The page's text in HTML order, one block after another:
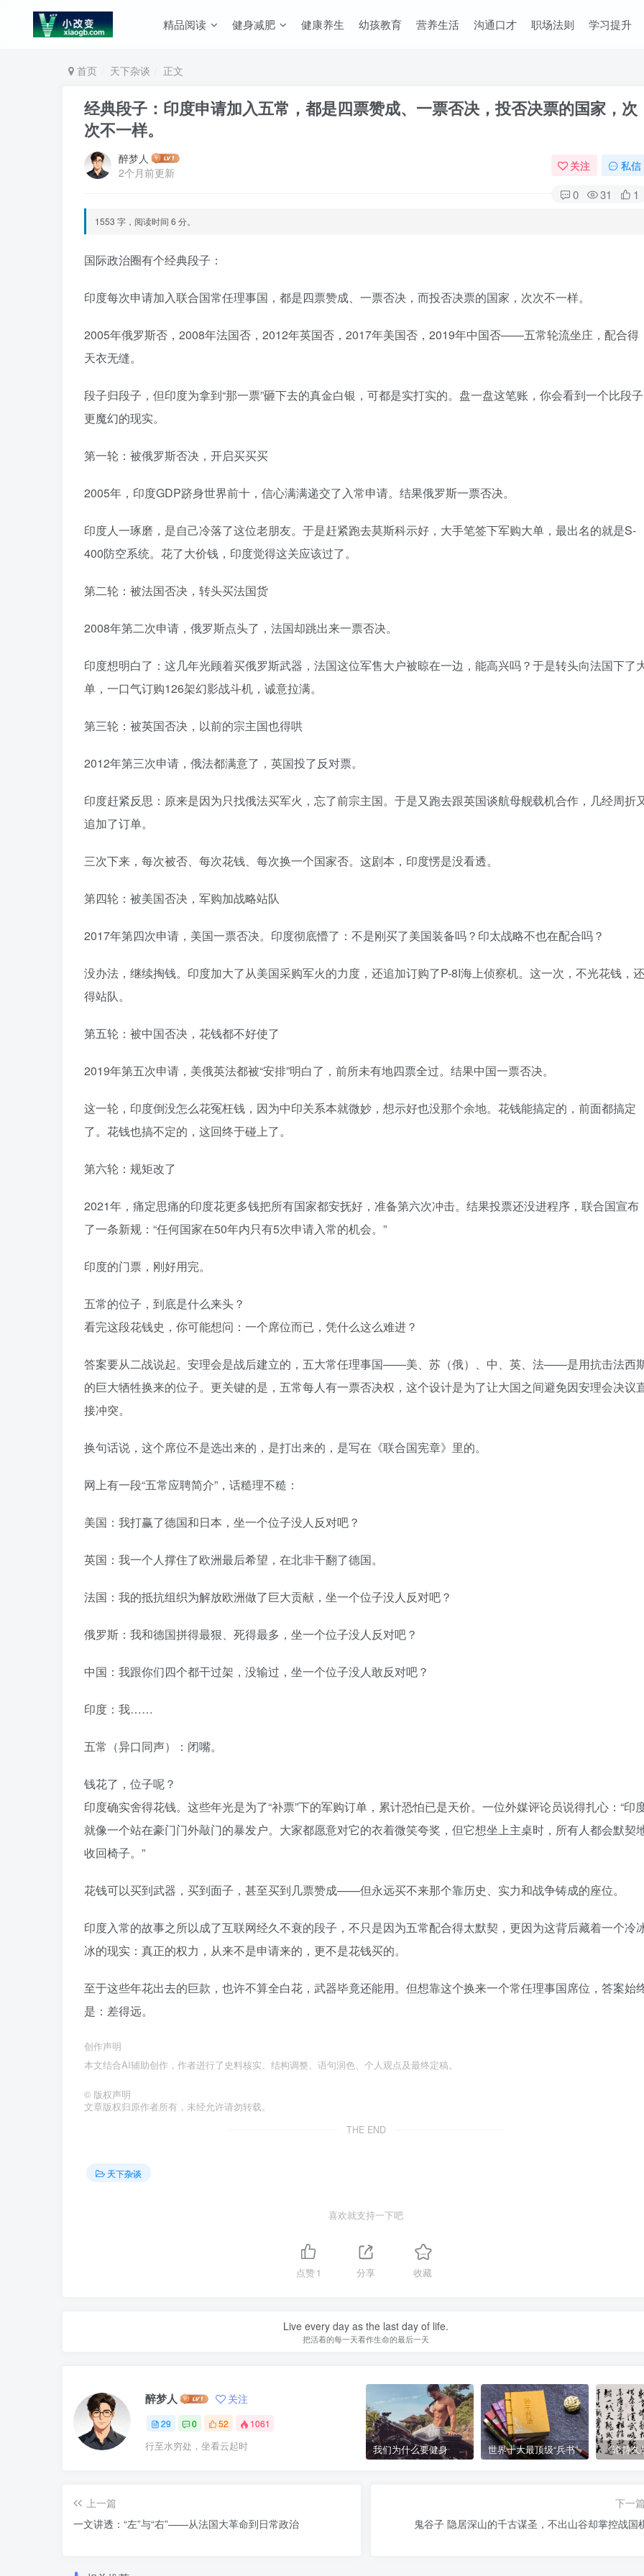
精品阅读 健身减肥 健康养生 幼孩教育 营养生活 沟通口才 职场法则 学习提升
首页 天下杂谈 正文
经典段子：印度申请加入五常，都是四票赞成、一票否决，投否决票的国家，次
次不一样。
醉梦人
2个月前更新
关注 私信
0 31 1
1553 字，阅读时间 6 分。
国际政治圈有个经典段子：
印度每次申请加入联合国常任理事国，都是四票赞成、一票否决，而投否决票的国家，次次不一样。󠄹󠅀󠄪󠄢󠄡󠄦󠄞󠄧󠄣󠄞󠄢󠄡󠄧󠄞󠄡󠄢󠄢󠅬󠅅󠅃󠄵󠅂󠄪󠅗󠅥󠅕󠅣󠅤󠅬󠅄󠄹󠄽󠄵󠄪󠄢󠄠󠄢󠄦󠄝󠄠󠄨󠄝󠄠󠄧󠄐󠄡󠄠󠄪󠄥󠄤󠄪󠄠󠄥󠅬󠅨󠅙󠅑󠅟󠅗󠅒󠄞󠅓󠅟󠅝󠄐󠇕󠆠󠅿󠇖󠆄󠆩󠇕󠅿󠆈󠇗󠆭󠆁󠄐󠇗󠅹󠅸󠇖󠆍󠅳󠇖󠅹󠅰󠇖󠆌󠅹
2005年俄罗斯否，2008年法国否，2012年英国否，2017年美国否，2019年中国否——五常轮流坐庄，配合得
天衣无缝。󠄹󠅀󠄪󠄢󠄡󠄦󠄞󠄧󠄣󠄞󠄢󠄡󠄧󠄞󠄡󠄢󠄢󠅬󠅅󠅃󠄵󠅂󠄪󠅗󠅥󠅕󠅣󠅤󠅬󠅄󠄹󠄽󠄵󠄪󠄢󠄠󠄢󠄦󠄝󠄠󠄨󠄝󠄠󠄧󠄐󠄡󠄠󠄪󠄥󠄤󠄪󠄠󠄥󠅬󠅨󠅙󠅑󠅟󠅗󠅒󠄞󠅓󠅟󠅝󠄐󠇕󠆠󠅿󠇖󠆄󠆩󠇕󠅿󠆈󠇗󠆭󠆁󠄐󠇗󠅹󠅸󠇖󠆍󠅳󠇖󠅹󠅰󠇖󠆌󠅹
段子归段子，但印度为拿到“那一票”砸下去的真金白银，可都是实打实的。盘一盘这笔账，你会看到一个比段子
更魔幻的现实。󠄹󠅀󠄪󠄢󠄡󠄦󠄞󠄧󠄣󠄞󠄢󠄡󠄧󠄞󠄡󠄢󠄢󠅬󠅅󠅃󠄵󠅂󠄪󠅗󠅥󠅕󠅣󠅤󠅬󠅄󠄹󠄽󠄵󠄪󠄢󠄠󠄢󠄦󠄝󠄠󠄨󠄝󠄠󠄧󠄐󠄡󠄠󠄪󠄥󠄤󠄪󠄠󠄥󠅬󠅨󠅙󠅑󠅟󠅗󠅒󠄞󠅓󠅟󠅝󠄐󠇕󠆠󠅿󠇖󠆄󠆩󠇕󠅿󠆈󠇗󠆭󠆁󠄐󠇗󠅹󠅸󠇖󠆍󠅳󠇖󠅹󠅰󠇖󠆌󠅹
第一轮：被俄罗斯否决，开启买买买
2005年，印度GDP跻身世界前十，信心满满递交了入常申请。结果俄罗斯一票否决。󠄹󠅀󠄪󠄢󠄡󠄦󠄞󠄧󠄣󠄞󠄢󠄡󠄧󠄞󠄡󠄢󠄢󠅬󠅅󠅃󠄵󠅂󠄪󠅗󠅥󠅕󠅣󠅤󠅬󠅄󠄹󠄽󠄵󠄪󠄢󠄠󠄢󠄦󠄝󠄠󠄨󠄝󠄠󠄧󠄐󠄡󠄠󠄪󠄥󠄤󠄪󠄠󠄥󠅬󠅨󠅙󠅑󠅟󠅗󠅒󠄞󠅓󠅟󠅝󠄐󠇕󠆠󠅿󠇖󠆄󠆩󠇕󠅿󠆈󠇗󠆭󠆁󠄐󠇗󠅹󠅸󠇖󠆍󠅳󠇖󠅹󠅰󠇖󠆌󠅹
印度人一琢磨，是自己冷落了这位老朋友。于是赶紧跑去莫斯科示好，大手笔签下军购大单，最出名的就是S-
400防空系统。花了大价钱，印度觉得这关应该过了。󠄹󠅀󠄪󠄢󠄡󠄦󠄞󠄧󠄣󠄞󠄢󠄡󠄧󠄞󠄡󠄢󠄢󠅬󠅅󠅃󠄵󠅂󠄪󠅗󠅥󠅕󠅣󠅤󠅬󠅄󠄹󠄽󠄵󠄪󠄢󠄠󠄢󠄦󠄝󠄠󠄨󠄝󠄠󠄧󠄐󠄡󠄠󠄪󠄥󠄤󠄪󠄠󠄥󠅬󠅨󠅙󠅑󠅟󠅗󠅒󠄞󠅓󠅟󠅝󠄐󠇕󠆠󠅿󠇖󠆄󠆩󠇕󠅿󠆈󠇗󠆭󠆁󠄐󠇗󠅹󠅸󠇖󠆍󠅳󠇖󠅹󠅰󠇖󠆌󠅹
第二轮：被法国否决，转头买法国货
2008年第二次申请，俄罗斯点头了，法国却跳出来一票否决。
印度想明白了：这几年光顾着买俄罗斯武器，法国这位军售大户被晾在一边，能高兴吗？于是转头向法国下了
单，一口气订购126架幻影战斗机，诚意拉满。󠄹󠅀󠄪󠄢󠄡󠄦󠄞󠄧󠄣󠄞󠄢󠄡󠄧󠄞󠄡󠄢󠄢󠅬󠅅󠅃󠄵󠅂󠄪󠅗󠅥󠅕󠅣󠅤󠅬󠅄󠄹󠄽󠄵󠄪󠄢󠄠󠄢󠄦󠄝󠄠󠄨󠄝󠄠󠄧󠄐󠄡󠄠󠄪󠄥󠄤󠄪󠄠󠄥󠅬󠅨󠅙󠅑󠅟󠅗󠅒󠄞󠅓󠅟󠅝󠄐󠇕󠆠󠅿󠇖󠆄󠆩󠇕󠅿󠆈󠇗󠆭󠆁󠄐󠇗󠅹󠅸󠇖󠆍󠅳󠇖󠅹󠅰󠇖󠆌󠅹
第三轮：被英国否决，以前的宗主国也得哄
2012年第三次申请，俄法都满意了，英国投了反对票。
印度赶紧反思：原来是因为只找俄法买军火，忘了前宗主国。于是又跑去跟英国谈航母舰载机合作，几经周折
追加了订单。󠄹󠅀󠄪󠄢󠄡󠄦󠄞󠄧󠄣󠄞󠄢󠄡󠄧󠄞󠄡󠄢󠄢󠅬󠅅󠅃󠄵󠅂󠄪󠅗󠅥󠅕󠅣󠅤󠅬󠅄󠄹󠄽󠄵󠄪󠄢󠄠󠄢󠄦󠄝󠄠󠄨󠄝󠄠󠄧󠄐󠄡󠄠󠄪󠄥󠄤󠄪󠄠󠄥󠅬󠅨󠅙󠅑󠅟󠅗󠅒󠄞󠅓󠅟󠅝󠄐󠇕󠆠󠅿󠇖󠆄󠆩󠇕󠅿󠆈󠇗󠆭󠆁󠄐󠇗󠅹󠅸󠇖󠆍󠅳󠇖󠅹󠅰󠇖󠆌󠅹
三次下来，每次被否、每次花钱、每次换一个国家否。这剧本，印度愣是没看透。󠄹󠅀󠄪󠄢󠄡󠄦󠄞󠄧󠄣󠄞󠄢󠄡󠄧󠄞󠄡󠄢󠄢󠅬󠅅󠅃󠄵󠅂󠄪󠅗󠅥󠅕󠅣󠅤󠅬󠅄󠄹󠄽󠄵󠄪󠄢󠄠󠄢󠄦󠄝󠄠󠄨󠄝󠄠󠄧󠄐󠄡󠄠󠄪󠄥󠄤󠄪󠄠󠄥󠅬󠅨󠅙󠅑󠅟󠅗󠅒󠄞󠅓󠅟󠅝󠄐󠇕󠆠󠅿󠇖󠆄󠆩󠇕󠅿󠆈󠇗󠆭󠆁󠄐󠇗󠅹󠅸󠇖󠆍󠅳󠇖󠅹󠅰󠇖󠆌󠅹
第四轮：被美国否决，军购加战略站队
2017年第四次申请，美国一票否决。印度彻底懵了：不是刚买了美国装备吗？印太战略不也在配合吗？󠄹󠅀󠄪󠄢󠄡󠄦󠄞󠄧󠄣󠄞󠄢󠄡󠄧󠄞󠄡󠄢󠄢󠅬󠅅󠅃󠄵󠅂󠄪󠅗󠅥󠅕󠅣󠅤󠅬󠅄󠄹󠄽󠄵󠄪󠄢󠄠󠄢󠄦󠄝󠄠󠄨󠄝󠄠󠄧󠄐󠄡󠄠󠄪󠄥󠄤󠄪󠄠󠄥󠅬󠅨󠅙󠅑󠅟󠅗󠅒󠄞󠅓󠅟󠅝󠄐󠇕󠆠󠅿󠇖󠆄󠆩󠇕󠅿󠆈󠇗󠆭󠆁󠄐󠇗󠅹󠅸󠇖󠆍󠅳󠇖󠅹󠅰󠇖󠆌󠅹
没办法，继续掏钱。印度加大了从美国采购军火的力度，还追加订购了P-8I海上侦察机。这一次，不光花钱，还
得站队。󠄹󠅀󠄪󠄢󠄡󠄦󠄞󠄧󠄣󠄞󠄢󠄡󠄧󠄞󠄡󠄢󠄢󠅬󠅅󠅃󠄵󠅂󠄪󠅗󠅥󠅕󠅣󠅤󠅬󠅄󠄹󠄽󠄵󠄪󠄢󠄠󠄢󠄦󠄝󠄠󠄨󠄝󠄠󠄧󠄐󠄡󠄠󠄪󠄥󠄤󠄪󠄠󠄥󠅬󠅨󠅙󠅑󠅟󠅗󠅒󠄞󠅓󠅟󠅝󠄐󠇕󠆠󠅿󠇖󠆄󠆩󠇕󠅿󠆈󠇗󠆭󠆁󠄐󠇗󠅹󠅸󠇖󠆍󠅳󠇖󠅹󠅰󠇖󠆌󠅹
第五轮：被中国否决，花钱都不好使了
2019年第五次申请，美俄英法都被“安排”明白了，前所未有地四票全过。结果中国一票否决。󠄹󠅀󠄪󠄢󠄡󠄦󠄞󠄧󠄣󠄞󠄢󠄡󠄧󠄞󠄡󠄢󠄢󠅬󠅅󠅃󠄵󠅂󠄪󠅗󠅥󠅕󠅣󠅤󠅬󠅄󠄹󠄽󠄵󠄪󠄢󠄠󠄢󠄦󠄝󠄠󠄨󠄝󠄠󠄧󠄐󠄡󠄠󠄪󠄥󠄤󠄪󠄠󠄥󠅬󠅨󠅙󠅑󠅟󠅗󠅒󠄞󠅓󠅟󠅝󠄐󠇕󠆠󠅿󠇖󠆄󠆩󠇕󠅿󠆈󠇗󠆭󠆁󠄐󠇗󠅹󠅸󠇖󠆍󠅳󠇖󠅹󠅰󠇖󠆌󠅹
这一轮，印度倒没怎么花冤枉钱，因为中印关系本就微妙，想示好也没那个余地。花钱能搞定的，前面都搞定
了。花钱也搞不定的，这回终于碰上了。󠄹󠅀󠄪󠄢󠄡󠄦󠄞󠄧󠄣󠄞󠄢󠄡󠄧󠄞󠄡󠄢󠄢󠅬󠅅󠅃󠄵󠅂󠄪󠅗󠅥󠅕󠅣󠅤󠅬󠅄󠄹󠄽󠄵󠄪󠄢󠄠󠄢󠄦󠄝󠄠󠄨󠄝󠄠󠄧󠄐󠄡󠄠󠄪󠄥󠄤󠄪󠄠󠄥󠅬󠅨󠅙󠅑󠅟󠅗󠅒󠄞󠅓󠅟󠅝󠄐󠇕󠆠󠅿󠇖󠆄󠆩󠇕󠅿󠆈󠇗󠆭󠆁󠄐󠇗󠅹󠅸󠇖󠆍󠅳󠇖󠅹󠅰󠇖󠆌󠅹
第六轮：规矩改了
2021年，痛定思痛的印度花更多钱把所有国家都安抚好，准备第六次冲击。结果投票还没进程序，联合国宣布
了一条新规：“任何国家在50年内只有5次申请入常的机会。”󠄹󠅀󠄪󠄢󠄡󠄦󠄞󠄧󠄣󠄞󠄢󠄡󠄧󠄞󠄡󠄢󠄢󠅬󠅅󠅃󠄵󠅂󠄪󠅗󠅥󠅕󠅣󠅤󠅬󠅄󠄹󠄽󠄵󠄪󠄢󠄠󠄢󠄦󠄝󠄠󠄨󠄝󠄠󠄧󠄐󠄡󠄠󠄪󠄥󠄤󠄪󠄠󠄥󠅬󠅨󠅙󠅑󠅟󠅗󠅒󠄞󠅓󠅟󠅝󠄐󠇕󠆠󠅿󠇖󠆄󠆩󠇕󠅿󠆈󠇗󠆭󠆁󠄐󠇗󠅹󠅸󠇖󠆍󠅳󠇖󠅹󠅰󠇖󠆌󠅹
印度的门票，刚好用完。
五常的位子，到底是什么来头？
看完这段花钱史，你可能想问：一个席位而已，凭什么这么难进？
答案要从二战说起。安理会是战后建立的，五大常任理事国——美、苏（俄）、中、英、法——是用抗击法西
的巨大牺牲换来的位子。更关键的是，五常每人有一票否决权，这个设计是为了让大国之间避免因安理会决议
接冲突。󠄹󠅀󠄪󠄢󠄡󠄦󠄞󠄧󠄣󠄞󠄢󠄡󠄧󠄞󠄡󠄢󠄢󠅬󠅅󠅃󠄵󠅂󠄪󠅗󠅥󠅕󠅣󠅤󠅬󠅄󠄹󠄽󠄵󠄪󠄢󠄠󠄢󠄦󠄝󠄠󠄨󠄝󠄠󠄧󠄐󠄡󠄠󠄪󠄥󠄤󠄪󠄠󠄥󠅬󠅨󠅙󠅑󠅟󠅗󠅒󠄞󠅓󠅟󠅝󠄐󠇕󠆠󠅿󠇖󠆄󠆩󠇕󠅿󠆈󠇗󠆭󠆁󠄐󠇗󠅹󠅸󠇖󠆍󠅳󠇖󠅹󠅰󠇖󠆌󠅹
换句话说，这个席位不是选出来的，是打出来的，是写在《联合国宪章》里的。󠄹󠅀󠄪󠄢󠄡󠄦󠄞󠄧󠄣󠄞󠄢󠄡󠄧󠄞󠄡󠄢󠄢󠅬󠅅󠅃󠄵󠅂󠄪󠅗󠅥󠅕󠅣󠅤󠅬󠅄󠄹󠄽󠄵󠄪󠄢󠄠󠄢󠄦󠄝󠄠󠄨󠄝󠄠󠄧󠄐󠄡󠄠󠄪󠄥󠄤󠄪󠄠󠄥󠅬󠅨󠅙󠅑󠅟󠅗󠅒󠄞󠅓󠅟󠅝󠄐󠇕󠆠󠅿󠇖󠆄󠆩󠇕󠅿󠆈󠇗󠆭󠆁󠄐󠇗󠅹󠅸󠇖󠆍󠅳󠇖󠅹󠅰󠇖󠆌󠅹
网上有一段“五常应聘简介”，话糙理不糙：
美国：我打赢了德国和日本，坐一个位子没人反对吧？
英国：我一个人撑住了欧洲最后希望，在北非干翻了德国。
法国：我的抵抗组织为解放欧洲做了巨大贡献，坐一个位子没人反对吧？󠄹󠅀󠄪󠄢󠄡󠄦󠄞󠄧󠄣󠄞󠄢󠄡󠄧󠄞󠄡󠄢󠄢󠅬󠅅󠅃󠄵󠅂󠄪󠅗󠅥󠅕󠅣󠅤󠅬󠅄󠄹󠄽󠄵󠄪󠄢󠄠󠄢󠄦󠄝󠄠󠄨󠄝󠄠󠄧󠄐󠄡󠄠󠄪󠄥󠄤󠄪󠄠󠄥󠅬󠅨󠅙󠅑󠅟󠅗󠅒󠄞󠅓󠅟󠅝󠄐󠇕󠆠󠅿󠇖󠆄󠆩󠇕󠅿󠆈󠇗󠆭󠆁󠄐󠇗󠅹󠅸󠇖󠆍󠅳󠇖󠅹󠅰󠇖󠆌󠅹
俄罗斯：我和德国拼得最狠、死得最多，坐一个位子没人反对吧？
中国：我跟你们四个都干过架，没输过，坐一个位子没人敢反对吧？󠄹󠅀󠄪󠄢󠄡󠄦󠄞󠄧󠄣󠄞󠄢󠄡󠄧󠄞󠄡󠄢󠄢󠅬󠅅󠅃󠄵󠅂󠄪󠅗󠅥󠅕󠅣󠅤󠅬󠅄󠄹󠄽󠄵󠄪󠄢󠄠󠄢󠄦󠄝󠄠󠄨󠄝󠄠󠄧󠄐󠄡󠄠󠄪󠄥󠄤󠄪󠄠󠄥󠅬󠅨󠅙󠅑󠅟󠅗󠅒󠄞󠅓󠅟󠅝󠄐󠇕󠆠󠅿󠇖󠆄󠆩󠇕󠅿󠆈󠇗󠆭󠆁󠄐󠇗󠅹󠅸󠇖󠆍󠅳󠇖󠅹󠅰󠇖󠆌󠅹
印度：我……
五常（异口同声）：闭嘴。
钱花了，位子呢？
印度确实舍得花钱。这些年光是为了“补票”下的军购订单，累计恐怕已是天价。一位外媒评论员说得扎心：“印
就像一个站在豪门门外敲门的暴发户。大家都愿意对它的衣着微笑夸奖，但它想坐上主桌时，所有人都会默契
收回椅子。”󠄹󠅀󠄪󠄢󠄡󠄦󠄞󠄧󠄣󠄞󠄢󠄡󠄧󠄞󠄡󠄢󠄢󠅬󠅅󠅃󠄵󠅂󠄪󠅗󠅥󠅕󠅣󠅤󠅬󠅄󠄹󠄽󠄵󠄪󠄢󠄠󠄢󠄦󠄝󠄠󠄨󠄝󠄠󠄧󠄐󠄡󠄠󠄪󠄥󠄤󠄪󠄠󠄥󠅬󠅨󠅙󠅑󠅟󠅗󠅒󠄞󠅓󠅟󠅝󠄐󠇕󠆠󠅿󠇖󠆄󠆩󠇕󠅿󠆈󠇗󠆭󠆁󠄐󠇗󠅹󠅸󠇖󠆍󠅳󠇖󠅹󠅰󠇖󠆌󠅹
花钱可以买到武器，买到面子，甚至买到几票赞成——但永远买不来那个靠历史、实力和战争铸成的座位。󠄹󠅀󠄪󠄢󠄡󠄦󠄞󠄧󠄣󠄞󠄢󠄡󠄧󠄞󠄡󠄢󠄢󠅬󠅅󠅃󠄵󠅂󠄪󠅗󠅥󠅕󠅣󠅤󠅬󠅄󠄹󠄽󠄵󠄪󠄢󠄠󠄢󠄦󠄝󠄠󠄨󠄝󠄠󠄧󠄐󠄡󠄠󠄪󠄥󠄤󠄪󠄠󠄥󠅬󠅨󠅙󠅑󠅟󠅗󠅒󠄞󠅓󠅟󠅝󠄐󠇕󠆠󠅿󠇖󠆄󠆩󠇕󠅿󠆈󠇗󠆭󠆁󠄐󠇗󠅹󠅸󠇖󠆍󠅳󠇖󠅹󠅰󠇖󠆌󠅹
印度入常的故事之所以成了互联网经久不衰的段子，不只是因为五常配合得太默契，更因为这背后藏着一个冷
冰的现实：真正的权力，从来不是申请来的，更不是花钱买的。󠄹󠅀󠄪󠄢󠄡󠄦󠄞󠄧󠄣󠄞󠄢󠄡󠄧󠄞󠄡󠄢󠄢󠅬󠅅󠅃󠄵󠅂󠄪󠅗󠅥󠅕󠅣󠅤󠅬󠅄󠄹󠄽󠄵󠄪󠄢󠄠󠄢󠄦󠄝󠄠󠄨󠄝󠄠󠄧󠄐󠄡󠄠󠄪󠄥󠄤󠄪󠄠󠄥󠅬󠅨󠅙󠅑󠅟󠅗󠅒󠄞󠅓󠅟󠅝󠄐󠇕󠆠󠅿󠇖󠆄󠆩󠇕󠅿󠆈󠇗󠆭󠆁󠄐󠇗󠅹󠅸󠇖󠆍󠅳󠇖󠅹󠅰󠇖󠆌󠅹
至于这些年花出去的巨款，也许不算全白花，武器毕竟还能用。但想靠这个换来一个常任理事国席位，答案始
是：差得远。󠄹󠅀󠄪󠄢󠄡󠄦󠄞󠄧󠄣󠄞󠄢󠄡󠄧󠄞󠄡󠄢󠄢󠅬󠅅󠅃󠄵󠅂󠄪󠅗󠅥󠅕󠅣󠅤󠅬󠅄󠄹󠄽󠄵󠄪󠄢󠄠󠄢󠄦󠄝󠄠󠄨󠄝󠄠󠄧󠄐󠄡󠄠󠄪󠄥󠄤󠄪󠄠󠄥󠅬󠅨󠅙󠅑󠅟󠅗󠅒󠄞󠅓󠅟󠅝󠄐󠇕󠆠󠅿󠇖󠆄󠆩󠇕󠅿󠆈󠇗󠆭󠆁󠄐󠇗󠅹󠅸󠇖󠆍󠅳󠇖󠅹󠅰󠇖󠆌󠅹
创作声明
本文结合AI辅助创作，作者进行了史料核实、结构调整、语句润色、个人观点及最终定稿。󠄹󠅀󠄪󠄢󠄡󠄦󠄞󠄧󠄣󠄞󠄢󠄡󠄧󠄞󠄡󠄢󠄢󠅬󠅅󠅃󠄵󠅂󠄪󠅗󠅥󠅕󠅣󠅤󠅬󠅄󠄹󠄽󠄵󠄪󠄢󠄠󠄢󠄦󠄝󠄠󠄨󠄝󠄠󠄧󠄐󠄡󠄠󠄪󠄥󠄤󠄪󠄠󠄥󠅬󠅨󠅙󠅑󠅟󠅗󠅒󠄞󠅓󠅟󠅝󠄐󠇕󠆠󠅿󠇖󠆄󠆩󠇕󠅿󠆈󠇗󠆭󠆁󠄐󠇗󠅹󠅸󠇖󠆍󠅳󠇖󠅹󠅰󠇖󠆌󠅹
© 版权声明
文章版权归原作者所有，未经允许请勿转载。
THE END
天下杂谈
喜欢就支持一下吧
点赞1 分享 收藏
Live every day as the last day of life.
把活着的每一天看作生命的最后一天
醉梦人 关注
29 0 52 1061
行至水穷处，坐看云起时 我们为什么要健身 世界十大最顶级“兵书” 《论持
上一篇
一文讲透：“左”与“右”——从法国大革命到日常政治
下一
鬼谷子 隐居深山的千古谋圣，不出山谷却掌控战国